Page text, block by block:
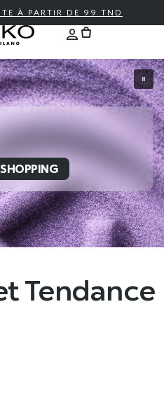
À PARTIR DE 99 TND
Tendance